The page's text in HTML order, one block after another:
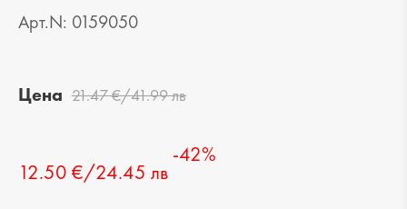
Арт.N: 0159050
Цена 21.47 €/41.99 лв
12.50 €/24.45 лв
-42%